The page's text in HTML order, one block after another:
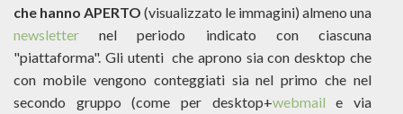
che hanno APERTO (visualizzato le immagini) almeno una
newsletter nel periodo indicato con ciascuna
"piattaforma". Gli utenti che aprono sia con desktop che
con mobile vengono conteggiati sia nel primo che nel
secondo gruppo (come per desktop+webmail e via